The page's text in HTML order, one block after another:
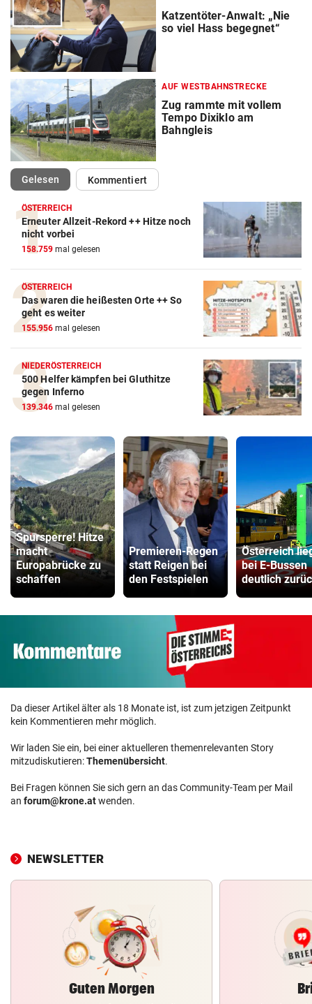
Katzentöter-Anwalt: „Nie
so viel Hass begegnet“
AUF WESTBAHNSTRECKE
Zug rammte mit vollem
Tempo Dixiklo am
Bahngleis
Gelesen(ausgewählt)Kommentiert
ÖSTERREICH
Erneuter Allzeit-Rekord ++ Hitze noch
nicht vorbei
158.759 mal gelesen
ÖSTERREICH
Das waren die heißesten Orte ++ So
geht es weiter
155.956 mal gelesen
NIEDERÖSTERREICH
500 Helfer kämpfen bei Gluthitze
gegen Inferno
139.346 mal gelesen
Spursperre! Hitze
macht
Europabrücke zu
schaffen
Premieren-Regen
statt Reigen bei
den Festspielen
Österreich
bei E-Bussen
deutlich
Da dieser Artikel älter als 18 Monate ist, ist zum jetzigen Zeitpunkt
kein Kommentieren mehr möglich.
Wir laden Sie ein, bei einer aktuelleren themenrelevanten Story
mitzudiskutieren:Themenübersicht.
Bei Fragen können Sie sich gern an das Community-Team per Mail
an forum@krone.atwenden.
NEWSLETTER
Guten Morgen